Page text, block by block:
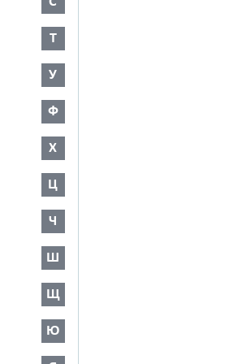
Т
У
Ф
Х
Ц
Ч
Ш
Щ
Ю